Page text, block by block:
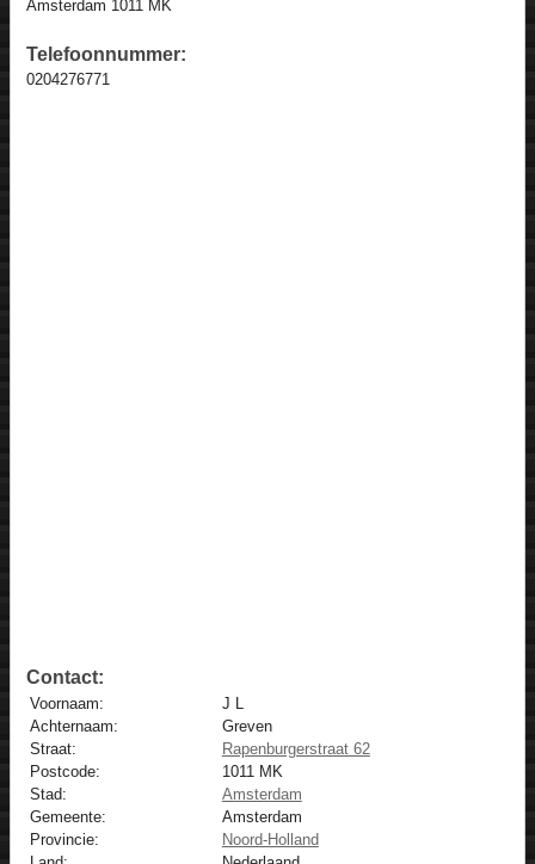
Amsterdam 1011 MK
Telefoonnummer:
0204276771
Contact:
Voornaam:
J L
Achternaam:
Greven
Straat:
Rapenburgerstraat 62
Postcode:
1011 MK
Stad:
Amsterdam
Gemeente:
Amsterdam
Provincie:
Noord-Holland